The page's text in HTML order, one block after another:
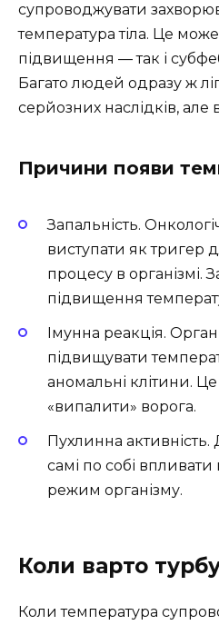
супроводжувати
температура тіла. Це
підвищення — так і
Багато людей одразу ж
серйозних наслідків, але
Причини появи
Запальність.
виступати як тригер
процесу в організмі.
підвищення
Імунна реакція.
підвищувати
аномальні клітини.
«випалити» ворога.
Пухлинна активність.
самі по собі
режим організму.
Коли варто
Коли температура